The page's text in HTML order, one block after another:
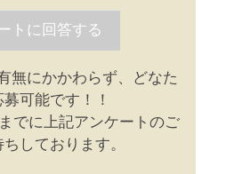
トに回答する
無にかかわらず、どなた
可能です！！
でに上記アンケートのご
しております。